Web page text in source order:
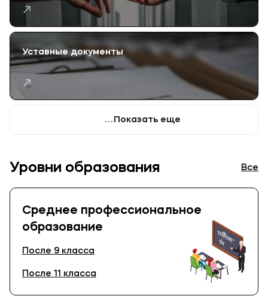
Уставные документы
Показать еще
Уровни образования Все
Среднее профессиональное
образование
После 9 класса
После 11 класса